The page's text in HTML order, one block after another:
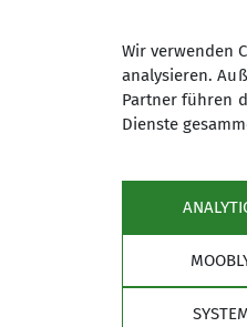
hohe
tiefe gelegene
nasse,
Auch die
feste,
Kleidung im
Wir verwenden
analysieren.
Partner führen
Dienste